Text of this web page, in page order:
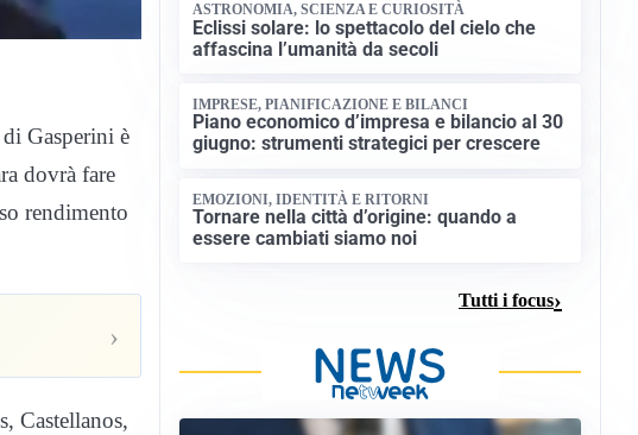
Gasperini è
dovrà fare
rendimento
›
Castellanos,
ASTRONOMIA, SCIENZA E CURIOSITÀ
Eclissi solare: lo spettacolo del cielo che
affascina l’umanità da secoli
IMPRESE, PIANIFICAZIONE E BILANCI
Piano economico d’impresa e bilancio al 30
giugno: strumenti strategici per crescere
EMOZIONI, IDENTITÀ E RITORNI
Tornare nella città d’origine: quando a
essere cambiati siamo noi
Tutti i focus